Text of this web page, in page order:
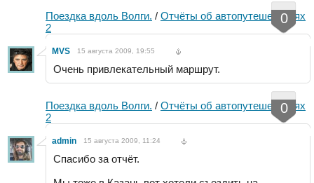
Поездка вдоль Волги. / Отчёты об автопутешествиях
2
0
MVS 15 августа 2009, 19:55
Очень привлекательный маршрут.
Поездка вдоль Волги. / Отчёты об автопутешествиях
2
0
admin 15 августа 2009, 11:24
Спасибо за отчёт.